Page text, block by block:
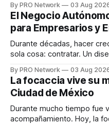
INTERIUS, el problema suele
una entrevista para el
marketing digital explicó
By PRO Network 03 Aug
El Negocio
para Empresarios y
Durante décadas, hacer
sola cosa: contratar. Un
para los textos, alguien que
para encontrar
llamadas y mensajes, y
By PRO Network 03 Aug
La focaccia vive su
Ciudad de México
Durante mucho tiempo fue
acompañamiento. Hoy, la